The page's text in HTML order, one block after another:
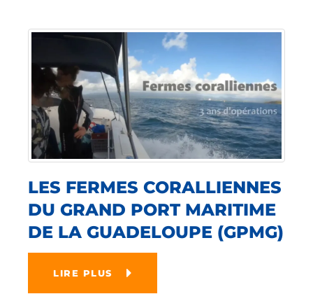
LES FERMES CORALLIENNES
DU GRAND PORT MARITIME
DE LA GUADELOUPE (GPMG)
LIRE PLUS